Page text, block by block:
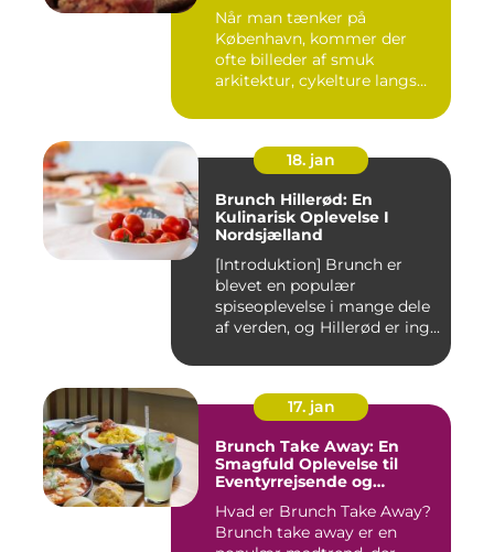
VIDEO HER]
Når man tænker på
København, kommer der
ofte billeder af smuk
arkitektur, cykelture langs
18. jan
Brunch Hillerød: En
Kulinarisk Oplevelse I
Nordsjælland
[Introduktion] Brunch er
blevet en populær
spiseoplevelse i mange dele
af verden, og Hillerød er ing...
17. jan
Brunch Take Away: En
Smagfuld Oplevelse til
Eventyrrejsende og
Hvad er Brunch Take Away?
Brunch take away er en